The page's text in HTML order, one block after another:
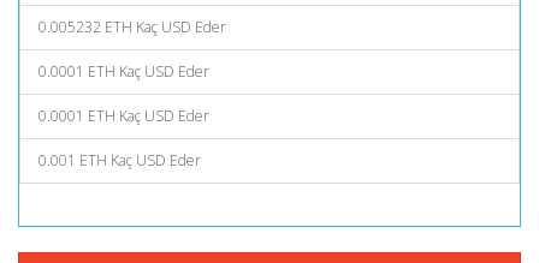
0.005232 ETH Kaç USD Eder
0.0001 ETH Kaç USD Eder
0.0001 ETH Kaç USD Eder
0.001 ETH Kaç USD Eder